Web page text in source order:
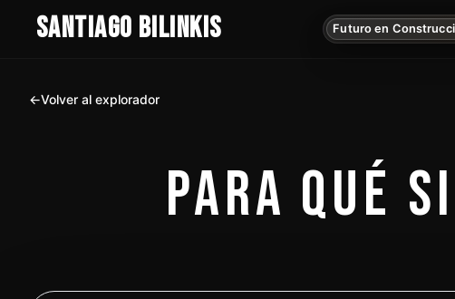
SANTIAGO BILINKIS Futuro en
←Volver al explorador
PARA QUÉ